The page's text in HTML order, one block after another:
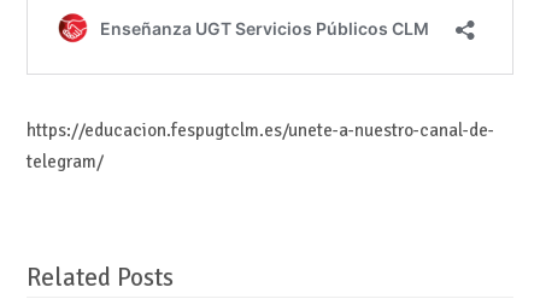
https://educacion.fespugtclm.es/unete-a-nuestro-canal-de-
telegram/
Related Posts